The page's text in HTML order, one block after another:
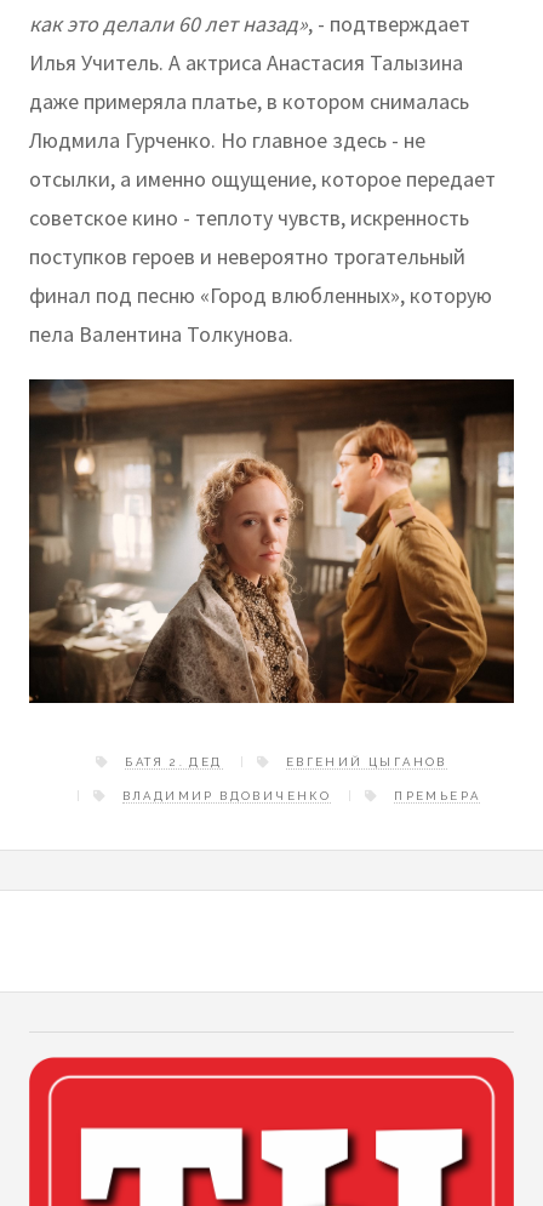
как это делали 60 лет назад», - подтверждает
Илья Учитель. А актриса Анастасия Талызина
даже примеряла платье, в котором снималась
Людмила Гурченко. Но главное здесь - не
отсылки, а именно ощущение, которое передает
советское кино - теплоту чувств, искренность
поступков героев и невероятно трогательный
финал под песню «Город влюбленных», которую
пела Валентина Толкунова.
БАТЯ 2. ДЕД ЕВГЕНИЙ ЦЫГАНОВ
ВЛАДИМИР ВДОВИЧЕНКО ПРЕМЬЕРА